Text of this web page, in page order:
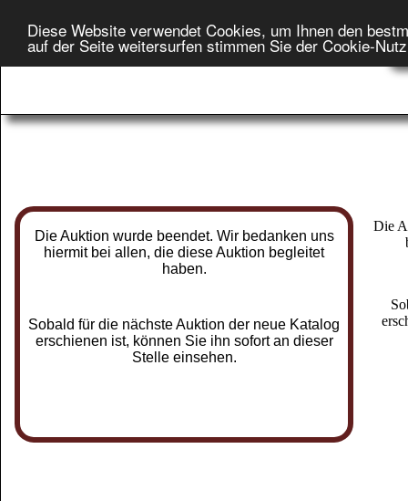
Diese Website verwendet Cookies, um Ihnen den
auf der Seite weitersurfen stimmen Sie der Cookie-
Die Auktion wurde beendet. Wir bedanken uns
hiermit bei allen, die diese Auktion begleitet
haben.
Sobald für die nächste Auktion der neue Katalog
erschienen ist, können Sie ihn sofort an dieser
Stelle einsehen.
Die